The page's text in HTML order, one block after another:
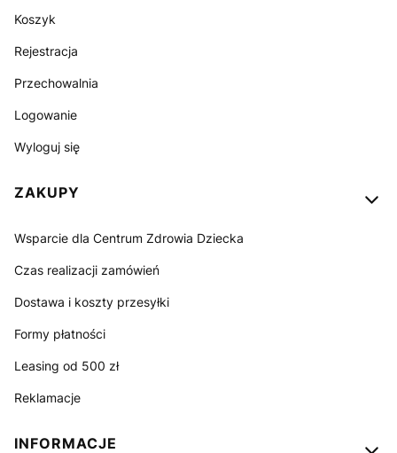
Koszyk
Rejestracja
Przechowalnia
Logowanie
Wyloguj się
ZAKUPY
Wsparcie dla Centrum Zdrowia Dziecka
Czas realizacji zamówień
Dostawa i koszty przesyłki
Formy płatności
Leasing od 500 zł
Reklamacje
INFORMACJE